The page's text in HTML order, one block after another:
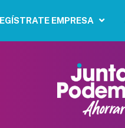
EMPRESA